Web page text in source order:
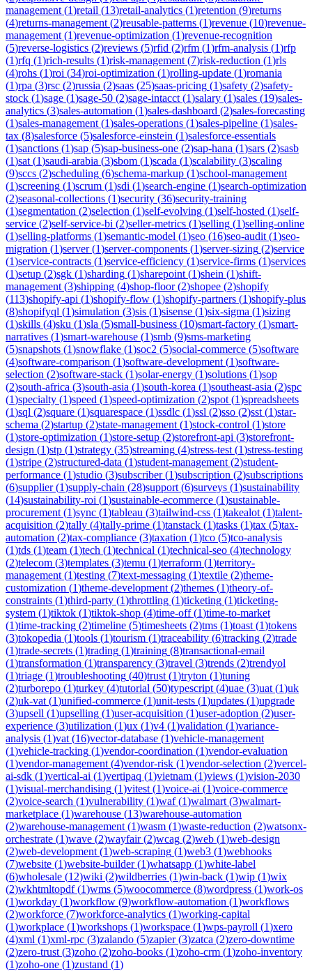
management (1)retail (13)retail-analytics (1)retention (9)returns
(4)returns-management (2)reusable-patterns (1)revenue (10)revenue-
management (1)revenue-optimization (1)revenue-recognition
(5)reverse-logistics (2)reviews (5)rfid (2)rfm (1)rfm-analysis (1)rfp
(1)rfq (1)rich-results (1)risk-management (7)risk-reduction (1)rls
(4)rohs (1)roi (34)roi-optimization (1)rolling-update (1)romania
(1)rpa (3)rsc (2)russia (2)saas (25)saas-pricing (1)safety (2)safety-
stock (1)sage (1)sage-50 (2)sage-intacct (1)salary (1)sales (19)sales-
analytics (3)sales-automation (1)sales-dashboard (2)sales-forecasting
(1)sales-management (1)sales-operations (1)sales-pipeline (1)sales-
tax (8)salesforce (5)salesforce-einstein (1)salesforce-essentials
(1)sanctions (1)sap (5)sap-business-one (2)sap-hana (1)sars (2)sasb
(1)sat (1)saudi-arabia (3)sbom (1)scada (1)scalability (3)scaling
(9)sccs (2)scheduling (6)schema-markup (1)school-management
(1)screening (1)scrum (1)sdi (1)search-engine (1)search-optimization
(2)seasonal-collections (1)security (36)security-training
(1)segmentation (2)selection (1)self-evolving (1)self-hosted (1)self-
service (2)self-service-bi (2)seller-metrics (1)selling (1)selling-online
(1)selling-platforms (1)semantic-model (1)seo (16)seo-audit (1)seo-
migration (1)server(1)server-components (1)server-sizing (2)service
(1)service-contracts (1)service-efficiency (1)service-firms (1)services
(1)setup (2)sgk (1)sharding (1)sharepoint (1)shein (1)shift-
management (3)shipping (4)shop-floor(2)shopee (2)shopify
(113)shopify-api (1)shopify-flow (1)shopify-partners (1)shopify-plus
(8)shopifyql (1)simulation (3)sis (1)sisense (1)six-sigma (1)sizing
(1)skills (4)sku (1)sla (5)small-business (10)smart-factory (1)smart-
narratives (1)smart-warehouse (1)smb (9)sms-marketing
(5)snapshots (1)snowflake (1)soc2 (5)social-commerce (5)software
(4)software-comparison (1)software-development (1)software-
selection (2)software-stack (1)solar-energy (1)solutions (1)sop
(2)south-africa (3)south-asia (1)south-korea (1)southeast-asia (2)spc
(1)specialty (1)speed (1)speed-optimization (2)spot (1)spreadsheets
(1)sql (2)square (1)squarespace (1)ssdlc (1)ssl (2)sso (2)sst (1)star-
schema (2)startup (2)state-management (1)stock-control (1)store
(1)store-optimization (1)store-setup (2)storefront-api (3)storefront-
design (1)stp (1)strategy (35)streaming (4)stress-test (1)stress-testing
(1)stripe (2)structured-data (1)student-management (2)student-
performance (1)studio (3)subscriber(1)subscription (2)subscriptions
(6)supplier(1)supply-chain (28)support (6)surveys (1)sustainability
(14)sustainability-roi (1)sustainable-ecommerce (1)sustainable-
procurement (1)sync (1)tableau (3)tailwind-css (1)takealot (1)talent-
acquisition (2)tally (4)tally-prime (1)tanstack (1)tasks (1)tax (5)tax-
automation (2)tax-compliance (3)taxation (1)tco (5)tco-analysis
(1)tds (1)team (1)tech (1)technical (1)technical-seo (4)technology
(2)telecom (3)templates (3)temu (1)terraform (1)territory-
management (1)testing (7)text-messaging (1)textile (2)theme-
customization (1)theme-development (2)themes (1)theory-of-
constraints (1)third-party (1)throttling (1)ticketing (1)ticketing-
system (1)tiktok (1)tiktok-shop (4)time-off(1)time-to-market
(1)time-tracking (2)timeline (5)timesheets (2)tms (1)toast (1)tokens
(3)tokopedia (1)tools (1)tourism (1)traceability (6)tracking (2)trade
(1)trade-secrets (1)trading (1)training (8)transactional-email
(1)transformation (1)transparency (3)travel (3)trends (2)trendyol
(1)triage (1)troubleshooting (40)trust (1)tryton (1)tuning
(2)turborepo (1)turkey (4)tutorial (50)typescript (4)uae (3)uat (1)uk
(2)uk-vat (1)unified-commerce (1)unit-tests (1)updates (1)upgrade
(3)upsell (1)upselling (1)user-acquisition (1)user-adoption (2)user-
experience (3)utilization (1)ux (1)v4 (1)validation (1)variance-
analysis (1)vat (16)vector-database (1)vehicle-management
(1)vehicle-tracking (1)vendor-coordination (1)vendor-evaluation
(1)vendor-management (4)vendor-risk (1)vendor-selection (2)vercel-
ai-sdk (1)vertical-ai (1)vertipaq (1)vietnam (1)views (1)vision-2030
(1)visual-merchandising (1)vitest (1)voice-ai (1)voice-commerce
(2)voice-search (1)vulnerability (1)waf(1)walmart (3)walmart-
marketplace (1)warehouse (13)warehouse-automation
(2)warehouse-management (1)wasm (1)waste-reduction (2)watsonx-
orchestrate (1)wave (2)wayfair(2)wcag (2)web (1)web-design
(2)web-development (1)web-scraping (1)web3 (1)webhooks
(7)website (1)website-builder(1)whatsapp (1)white-label
(6)wholesale (12)wiki (2)wildberries (1)win-back (1)wip (1)wix
(2)wkhtmltopdf(1)wms (5)woocommerce (8)wordpress (1)work-os
(1)workday (1)workflow (9)workflow-automation (1)workflows
(2)workforce (7)workforce-analytics (1)working-capital
(1)workplace (1)workshops (1)workspace (1)wps-payroll (1)xero
(4)xml (1)xml-rpc (3)zalando (5)zapier(3)zatca (2)zero-downtime
(2)zero-trust (3)zoho (2)zoho-books (1)zoho-crm (1)zoho-inventory
(1)zoho-one (1)zustand (1)